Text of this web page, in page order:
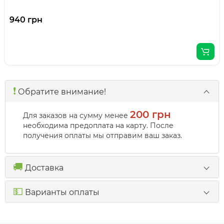
940 грн
❗️ Обратите внимание!
Для заказов на сумму менее 200 грн
необходима предоплата на карту. После
получения оплаты мы отправим ваш заказ.
🚚 Доставка
💵 Варианты оплаты